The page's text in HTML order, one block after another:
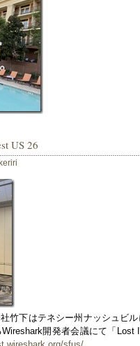
US 26
竹下はテネシー州ナッシュビ
開発者会議にて「Lost